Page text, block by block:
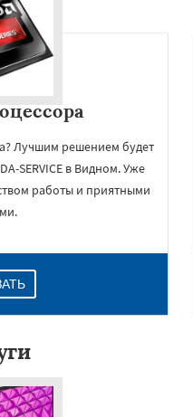
Лучшим решением будет
SERVICE в Видном. Уже
работы и приятными